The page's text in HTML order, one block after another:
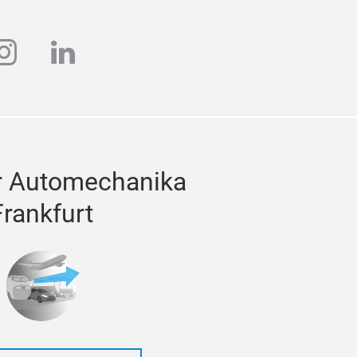
linkedin
Automechanika